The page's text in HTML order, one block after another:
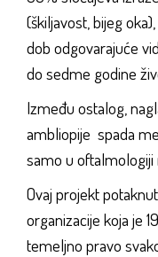
(škiljavost, bijeg
dob odgovarajuće
do sedme godine
Između ostalog,
ambliopije spada
samo u
Ovaj projekt
organizacije koja je
temeljno pravo